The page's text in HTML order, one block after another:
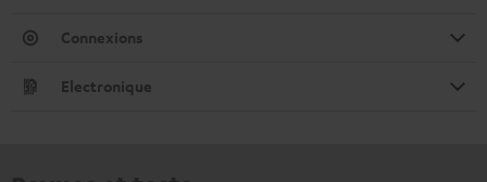
Connexions
Electronique